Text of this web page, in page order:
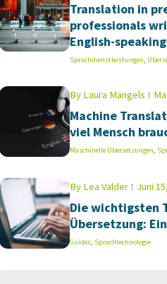
Translation in
professionals
English-
Sprachdienstleistungen,
ByLaura Mangels
Machine
viel Mensch
Maschinelle Übersetzungen,
ByLea Valder Juni
Die wichtigsten
Übersetzung:
Guides, Sprachtechnologie